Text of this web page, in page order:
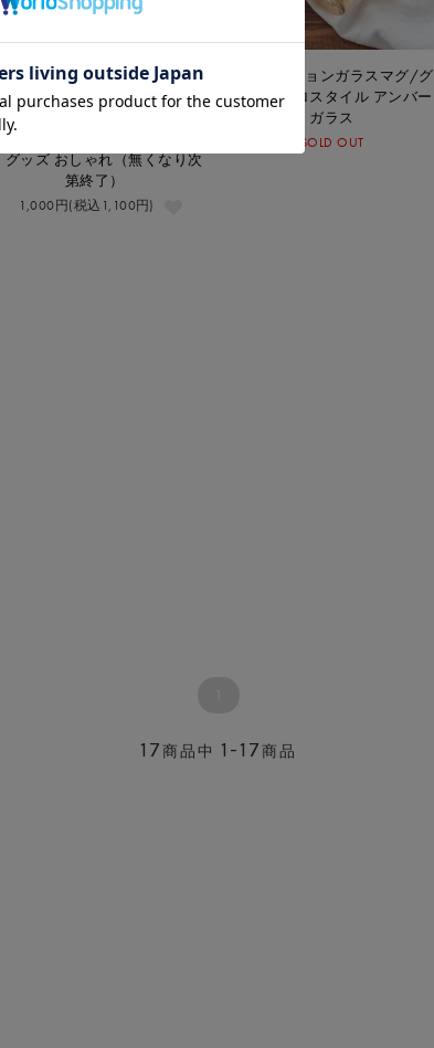
ドッグマグll/コーヒーカップ
犬柄 ギフト お祝い マグカップ
ペット プレゼント 誕生日 犬友
ワン友 うちの子グッズ ドッグ
グッズ おしゃれ（無くなり次
第終了）
1,000円(税込1,100円)
コロネーションガラスマグ/グ
ラス レトロスタイル アンバー
ガラス
SOLD OUT
17商品中 1-17商品